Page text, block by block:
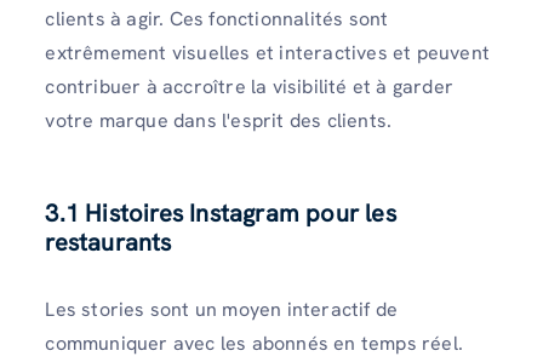
clients à agir. Ces fonctionnalités sont
extrêmement visuelles et interactives et peuvent
contribuer à accroître la visibilité et à garder
votre marque dans l'esprit des clients.
3.1 Histoires Instagram pour les
restaurants
Les stories sont un moyen interactif de
communiquer avec les abonnés en temps réel.